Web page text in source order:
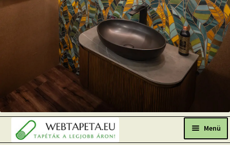
Ugrás
a
navigációhoz
Kilépés
a
tartalomba Menü